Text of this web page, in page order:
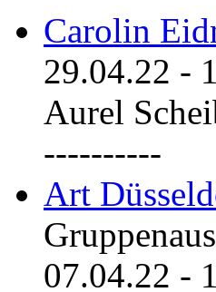
Carolin
29.04.22 -
Aurel
----------
Art
07.04.22 -